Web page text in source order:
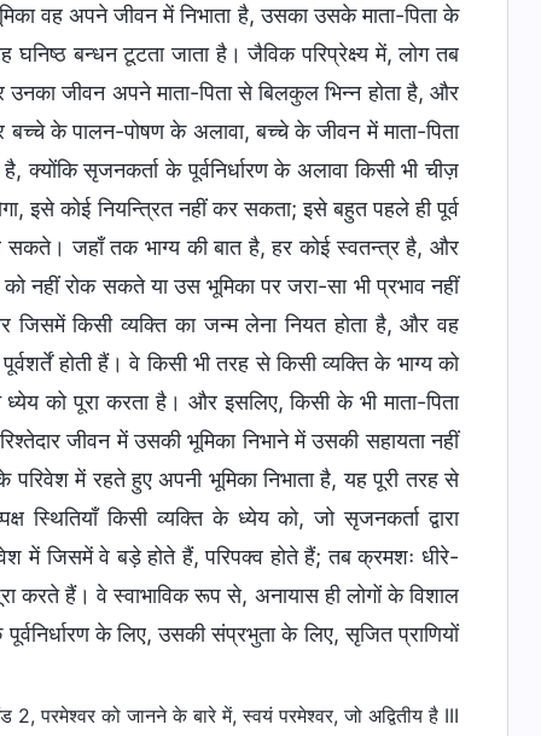
वह अपने जीवन में निभाता है, उसका उसके माता-पिता के
घनिष्ठ बन्धन टूटता जाता है। जैविक परिप्रेक्ष्य में, लोग तब
जीवन अपने माता-पिता से बिलकुल भिन्न होता है, और
के पालन-पोषण के अलावा, बच्चे के जीवन में माता-पिता
सृजनकर्ता के पूर्वनिर्धारण के अलावा किसी भी चीज़
इसे कोई नियन्त्रित नहीं कर सकता; इसे बहुत पहले ही पूर्व
सकते। जहाँ तक भाग्य की बात है, हर कोई स्वतन्त्र है, और
नहीं रोक सकते या उस भूमिका पर जरा-सा भी प्रभाव नहीं
किसी व्यक्ति का जन्म लेना नियत होता है, और वह
होती हैं। वे किसी भी तरह से किसी व्यक्ति के भाग्य को
को पूरा करता है। और इसलिए, किसी के भी माता-पिता
जीवन में उसकी भूमिका निभाने में उसकी सहायता नहीं
में रहते हुए अपनी भूमिका निभाता है, यह पूरी तरह से
स्थितियाँ किसी व्यक्ति के ध्येय को, जो सृजनकर्ता द्वारा
में जिसमें वे बड़े होते हैं, परिपक्व होते हैं; तब क्रमशः धीरे-
करते हैं। वे स्वाभाविक रूप से, अनायास ही लोगों के विशाल
के लिए, उसकी संप्रभुता के लिए, सृजित प्राणियों
परमेश्वर को जानने के बारे में, स्वयं परमेश्वर, जो अद्वितीय है III